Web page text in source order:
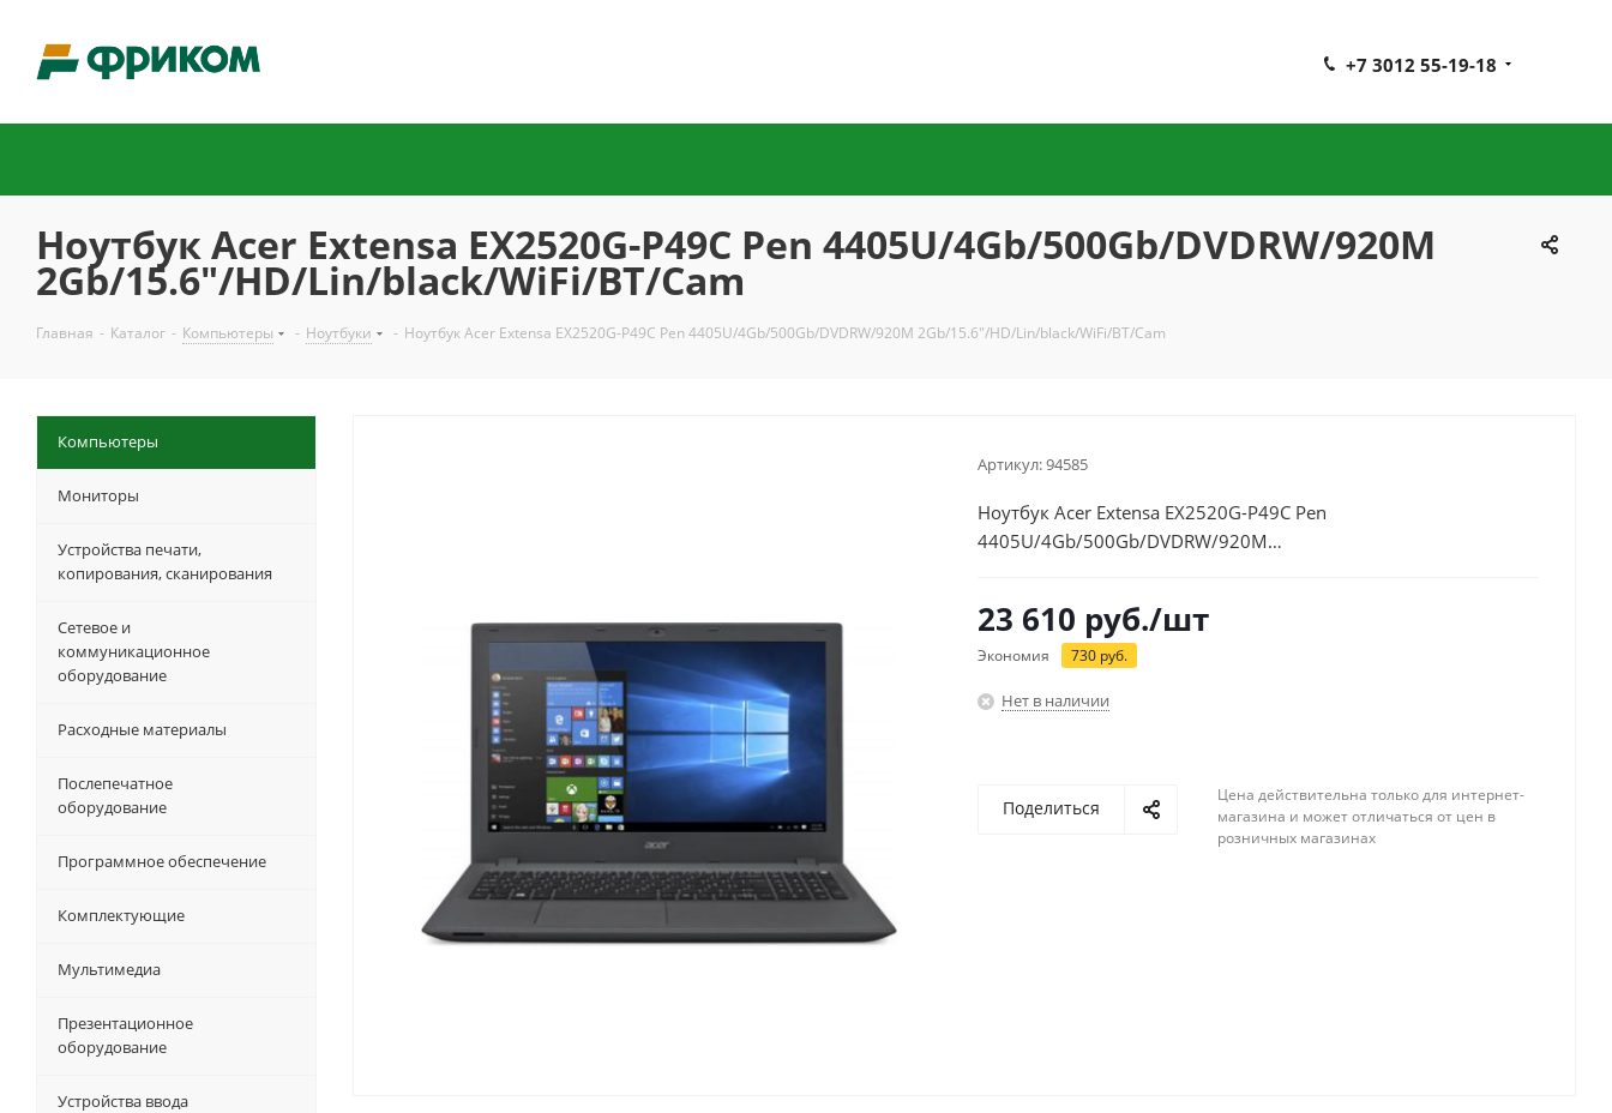
+7 3012 55-19-18
Ноутбук Acer Extensa EX2520G-P49C Pen 4405U/4Gb/500Gb/DVDRW/920M
2Gb/15.6"/HD/Lin/black/WiFi/BT/Cam
Главная - Каталог - Компьютеры - Ноутбуки - Ноутбук Acer Extensa EX2520G-P49C Pen 4405U/4Gb/500Gb/DVDRW/920M 2Gb/15.6"/HD/Lin/black/WiFi/BT/Cam
Артикул:94585
Ноутбук Acer Extensa EX2520G-P49C Pen
4405U/4Gb/500Gb/DVDRW/920M
23 610 руб./шт
Экономия 730 руб.
Нет в наличии
Поделиться
Цена действительна только для интернет-
магазина и может отличаться от цен в
розничных магазинах
Компьютеры
Мониторы
Устройства печати,
копирования, сканирования
Сетевое и
коммуникационное
оборудование
Расходные материалы
Послепечатное
оборудование
Программное обеспечение
Комплектующие
Мультимедиа
Презентационное
оборудование
Устройства ввода